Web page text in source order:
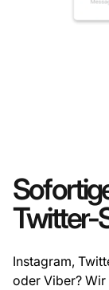
Twitter-
Instagram,
oder Viber? Wir